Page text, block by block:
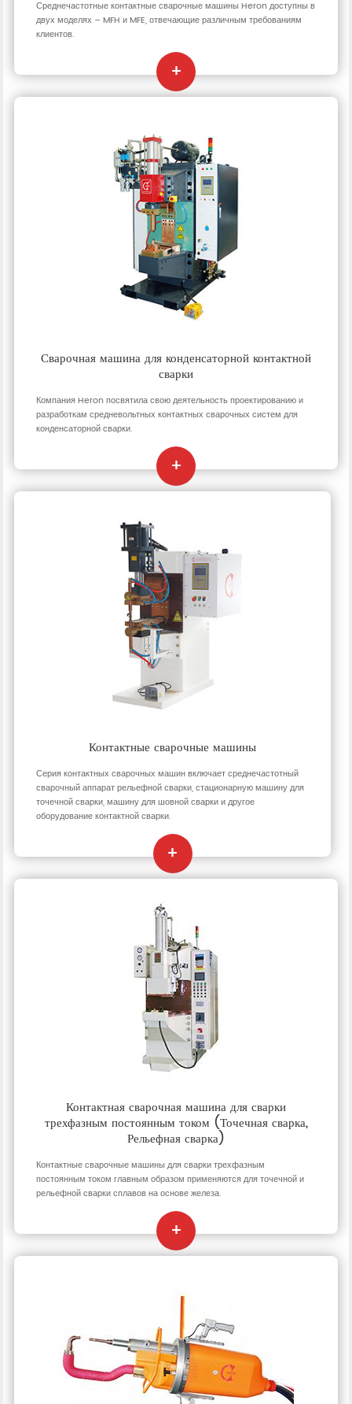
Среднечастотные контактные сварочные машины Heron доступны в
двух моделях – MFH и MFE, отвечающие различным требованиям
клиентов.
Сварочная машина для конденсаторной контактной
сварки
Компания Heron посвятила свою деятельность проектированию и
разработкам средневольтных контактных сварочных систем для
конденсаторной сварки.
Контактные сварочные машины
Серия контактных сварочных машин включает среднечастотный
сварочный аппарат рельефной сварки, стационарную машину для
точечной сварки, машину для шовной сварки и другое
оборудование контактной сварки.
Контактная сварочная машина для сварки
трехфазным постоянным током (Точечная сварка,
Рельефная сварка)
Контактные сварочные машины для сварки трехфазным
постоянным током главным образом применяются для точечной и
рельефной сварки сплавов на основе железа.